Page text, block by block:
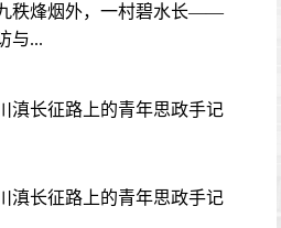
九秩烽烟外，一村碧水长——
与...
滇长征路上的青年思政手记
滇长征路上的青年思政手记